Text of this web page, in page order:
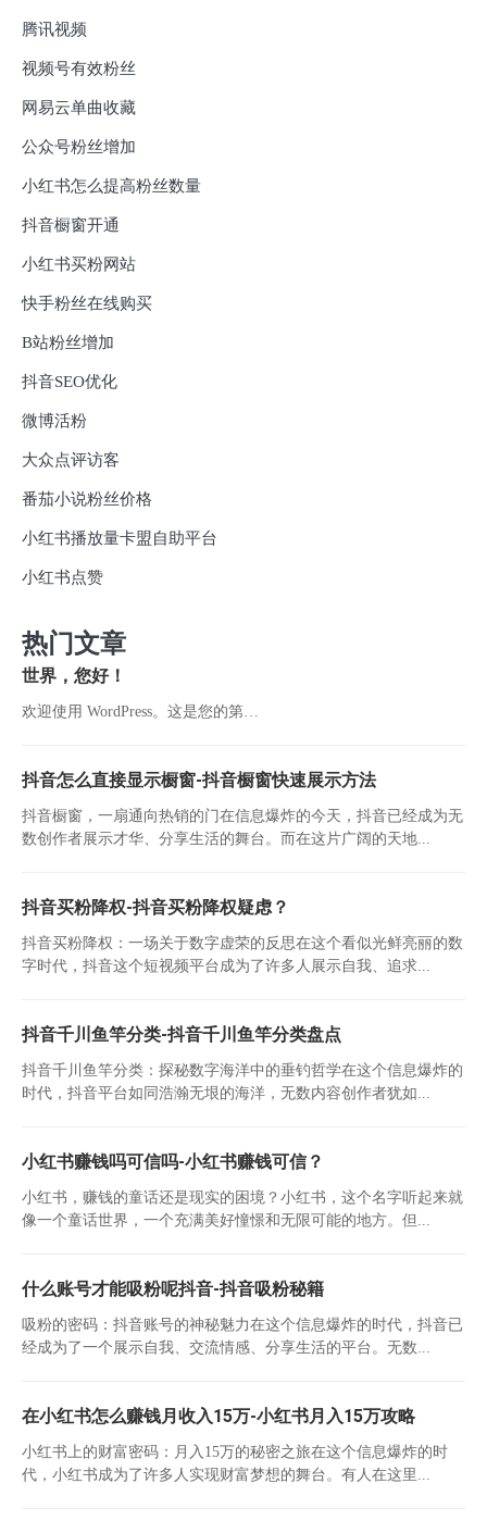
腾讯视频
视频号有效粉丝
网易云单曲收藏
公众号粉丝增加
小红书怎么提高粉丝数量
抖音橱窗开通
小红书买粉网站
快手粉丝在线购买
B站粉丝增加
抖音SEO优化
微博活粉
大众点评访客
番茄小说粉丝价格
小红书播放量卡盟自助平台
小红书点赞
热门文章
世界，您好！
欢迎使用 WordPress。这是您的第…
抖音怎么直接显示橱窗-抖音橱窗快速展示方法
抖音橱窗，一扇通向热销的门在信息爆炸的今天，抖音已经成为无
数创作者展示才华、分享生活的舞台。而在这片广阔的天地...
抖音买粉降权-抖音买粉降权疑虑？
抖音买粉降权：一场关于数字虚荣的反思在这个看似光鲜亮丽的数
字时代，抖音这个短视频平台成为了许多人展示自我、追求...
抖音千川鱼竿分类-抖音千川鱼竿分类盘点
抖音千川鱼竿分类：探秘数字海洋中的垂钓哲学在这个信息爆炸的
时代，抖音平台如同浩瀚无垠的海洋，无数内容创作者犹如...
小红书赚钱吗可信吗-小红书赚钱可信？
小红书，赚钱的童话还是现实的困境？小红书，这个名字听起来就
像一个童话世界，一个充满美好憧憬和无限可能的地方。但...
什么账号才能吸粉呢抖音-抖音吸粉秘籍
吸粉的密码：抖音账号的神秘魅力在这个信息爆炸的时代，抖音已
经成为了一个展示自我、交流情感、分享生活的平台。无数...
在小红书怎么赚钱月收入15万-小红书月入15万攻略
小红书上的财富密码：月入15万的秘密之旅在这个信息爆炸的时
代，小红书成为了许多人实现财富梦想的舞台。有人在这里...